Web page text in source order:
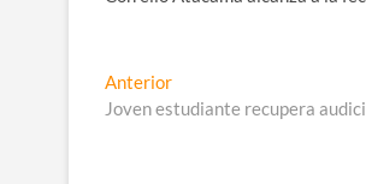
Navegación
de
AnteriorEntrada
anterior:
Joven estudiante recupera